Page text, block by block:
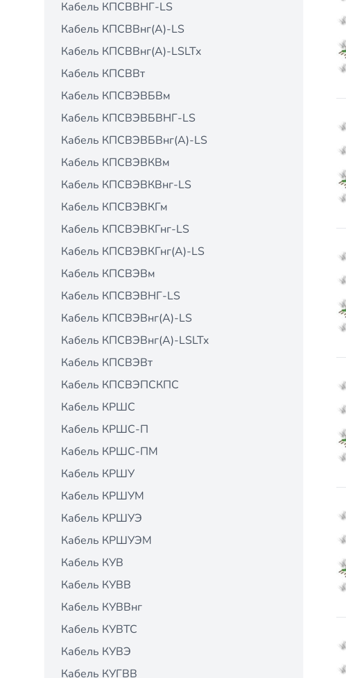
Кабель КПСВВНГ-LS
Кабель КПСВВнг(А)-LS
Кабель КПСВВнг(А)-LSLTx
Кабель КПСВВт
Кабель КПСВЭВБВм
Кабель КПСВЭВБВНГ-LS
Кабель КПСВЭВБВнг(А)-LS
Кабель КПСВЭВКВм
Кабель КПСВЭВКВнг-LS
Кабель КПСВЭВКГм
Кабель КПСВЭВКГнг-LS
Кабель КПСВЭВКГнг(А)-LS
Кабель КПСВЭВм
Кабель КПСВЭВНГ-LS
Кабель КПСВЭВнг(А)-LS
Кабель КПСВЭВнг(А)-LSLTx
Кабель КПСВЭВт
Кабель КПСВЭПСКПС
Кабель КРШС
Кабель КРШС-П
Кабель КРШС-ПМ
Кабель КРШУ
Кабель КРШУМ
Кабель КРШУЭ
Кабель КРШУЭМ
Кабель КУВ
Кабель КУВВ
Кабель КУВВнг
Кабель КУВТС
Кабель КУВЭ
Кабель КУГВВ